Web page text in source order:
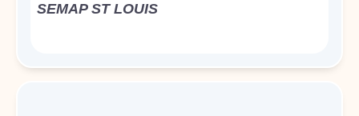
SEMAP ST LOUIS